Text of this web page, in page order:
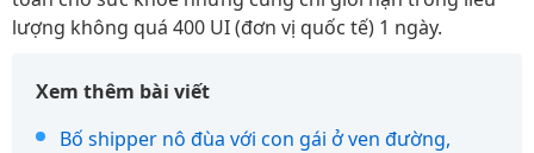
lượng không quá 400 UI (đơn vị quốc tế) 1 ngày.
Xem thêm bài viết
Bố shipper nô đùa với con gái ở ven đường,